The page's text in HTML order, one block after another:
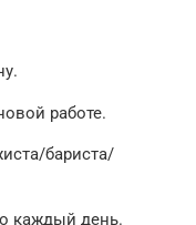
работе.
бариста/
каждый день.